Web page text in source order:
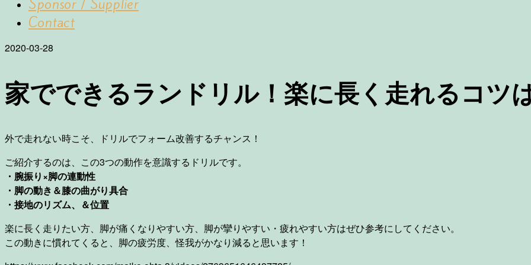
Contact
2020-03-28
家でできるランドリル！楽に長く走れるコツ
外で走れない時こそ、ドリルでフォーム改善するチャンス！
ご紹介するのは、この3つの動作を意識するドリルです。
・腕振り×脚の連動性
・脚の動き＆膝の曲がり具合
・接地のリズム、＆位置
楽に長く走りたい方、脚が痛くなりやすい方、脚が攣りやすい・疲れやすい方はぜひ参考にしてください。
この動きに慣れてくると、脚の疲労度、怪我がかなり減ると思います！